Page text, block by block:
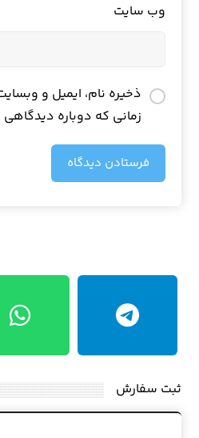
وب‌ سایت
ذخیره نام، ایمیل و
زمانی که دوباره
فرستادن دیدگاه
ثبت سفارش